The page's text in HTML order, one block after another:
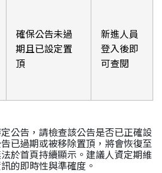
確保公告未過
期且已設定置
頂
新進人員
登入後即
可查閱
公告，請檢查該公告是否已正確設
已過期或被移除置頂，將會恢復至
於首頁持續顯示。建議人資定期維
的即時性與準確度。